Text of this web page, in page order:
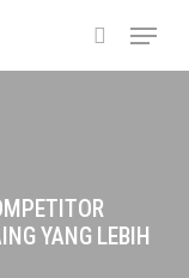
Menu
YANG LEBIH